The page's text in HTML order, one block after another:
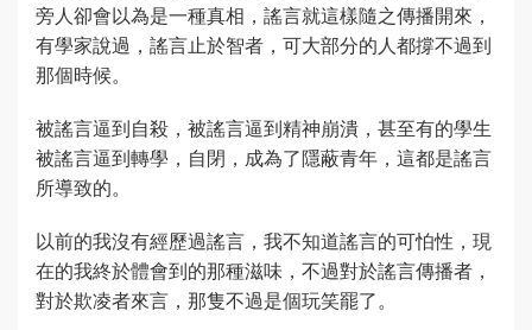
旁人卻會以為是一種真相，謠言就這樣隨之傳播開來，
有學家說過，謠言止於智者，可大部分的人都撐不過到
那個時候。
被謠言逼到自殺，被謠言逼到精神崩潰，甚至有的學生
被謠言逼到轉學，自閉，成為了隱蔽青年，這都是謠言
所導致的。
以前的我沒有經歷過謠言，我不知道謠言的可怕性，現
在的我終於體會到的那種滋味，不過對於謠言傳播者，
對於欺凌者來言，那隻不過是個玩笑罷了。